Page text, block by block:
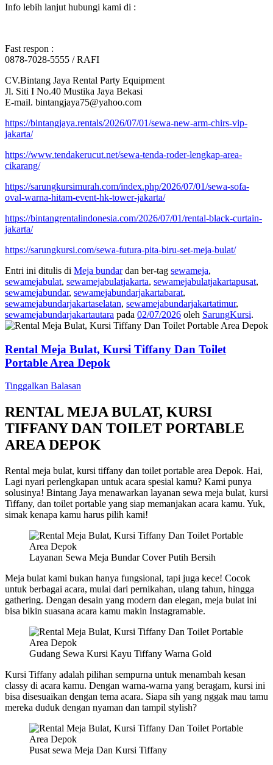
Info lebih lanjut hubungi kami di :
Fast respon :
0878-7028-5555 / RAFI
CV.Bintang Jaya Rental Party Equipment
Jl. Siti I No.40 Mustika Jaya Bekasi
E-mail. bintangjaya75@yahoo.com
https://bintangjaya.rentals/2026/07/01/sewa-new-arm-chirs-vip-
jakarta/
https://www.tendakerucut.net/sewa-tenda-roder-lengkap-area-
cikarang/
https://sarungkursimurah.com/index.php/2026/07/01/sewa-sofa-
oval-warna-hitam-event-hk-tower-jakarta/
https://bintangrentalindonesia.com/2026/07/01/rental-black-curtain-
jakarta/
https://sarungkursi.com/sewa-futura-pita-biru-set-meja-bulat/
Entri ini ditulis di Meja bundardan ber-tag sewameja,
sewamejabulat, sewamejabulatjakarta, sewamejabulatjakartapusat,
sewamejabundar, sewamejabundarjakartabarat,
sewamejabundarjakartaselatan, sewamejabundarjakartatimur,
sewamejabundarjakartautara pada 02/07/2026 oleh SarungKursi.
Rental Meja Bulat, Kursi Tiffany Dan Toilet
Portable Area Depok
Tinggalkan Balasan
RENTAL MEJA BULAT, KURSI
TIFFANY DAN TOILET PORTABLE
AREA DEPOK
Rental meja bulat, kursi tiffany dan toilet portable area Depok. Hai,
Lagi nyari perlengkapan untuk acara spesial kamu? Kami punya
solusinya! Bintang Jaya menawarkan layanan sewa meja bulat, kursi
Tiffany, dan toilet portable yang siap memanjakan acara kamu. Yuk,
simak kenapa kamu harus pilih kami!
Layanan Sewa Meja Bundar Cover Putih Bersih
Meja bulat kami bukan hanya fungsional, tapi juga kece! Cocok
untuk berbagai acara, mulai dari pernikahan, ulang tahun, hingga
gathering. Dengan desain yang modern dan elegan, meja bulat ini
bisa bikin suasana acara kamu makin Instagramable.
Gudang Sewa Kursi Kayu Tiffany Warna Gold
Kursi Tiffany adalah pilihan sempurna untuk menambah kesan
classy di acara kamu. Dengan warna-warna yang beragam, kursi ini
bisa disesuaikan dengan tema acara. Siapa sih yang nggak mau tamu
mereka duduk dengan nyaman dan tampil stylish?
Pusat sewa Meja Dan Kursi Tiffany